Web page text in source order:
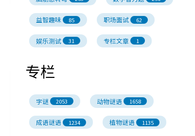
益智趣味 85 职场面试 62
娱乐测试 31 专栏文章 1
专栏
字谜 2053 动物谜语 1658
成语谜语 1234 植物谜语 1135